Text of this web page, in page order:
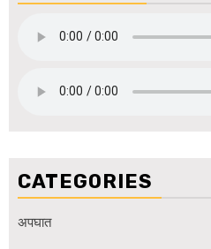
CATEGORIES
अपघात